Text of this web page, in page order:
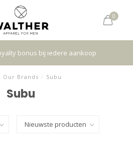
0
bonus bij iedere aankoop
Our Brands / Subu
Subu